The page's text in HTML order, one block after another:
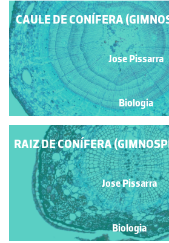
CAULE DE CONÍFERA
Jose Pissarra
Biologia
RAIZ DE CONÍFERA
Jose Pissarra
Biologia